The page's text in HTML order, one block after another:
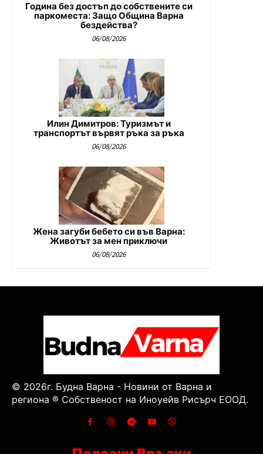
Година без достъп до собствените си
паркоместа: Защо Община Варна
бездейства?
06/08/2026
Илин Димитров: Туризмът и
транспортът вървят ръка за ръка
06/08/2026
Жена загуби бебето си във Варна:
Животът за мен приключи
06/08/2026
© 2026г. Будна Варна - Новини от Варна и
региона ® Собственост на Иноуейв Рисърч ЕООД.